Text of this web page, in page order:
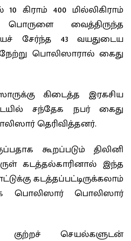
கிராம் 400 மில்லிகிராம்
வைத்திருந்த
சேர்ந்த 43 வயதுடைய
பொலிஸாரால் கைது
கிடைத்த இரகசிய
சந்தேக நபர் கைது
தெரிவித்தனர்.
கூறப்படும் திலினி
கடத்தல்காரினால் இந்த
கடத்தப்பட்டிருக்கலாம்
பொலிஸார் பொலிஸார்
செயல்களுடன்